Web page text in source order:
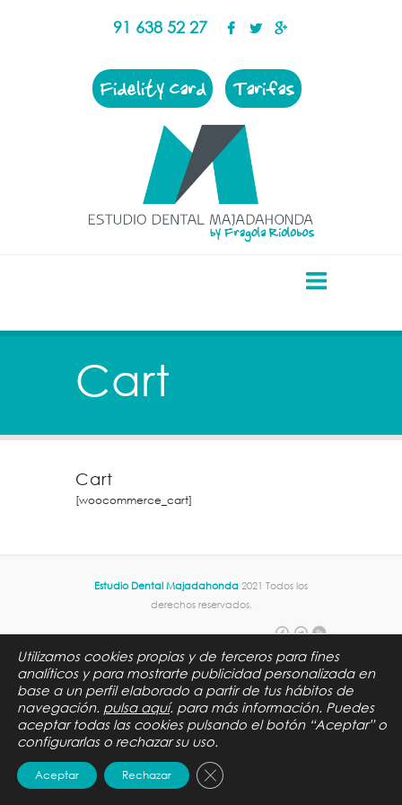
91 638 52 27
Fidelity Card Tarifas
Cart
Cart
[woocommerce_cart]
Estudio Dental Majadahonda2021 Todos los
derechos reservados.
Utilizamos cookies propias y de terceros para fines
analíticos y para mostrarte publicidad personalizada en
base a un perfil elaborado a partir de tus hábitos de
navegación. pulsa aquí. para más información. Puedes
aceptar todas las cookies pulsando el botón “Aceptar” o
configurarlas o rechazar su uso.
Aceptar Rechazar Cerrar el banner de cookies